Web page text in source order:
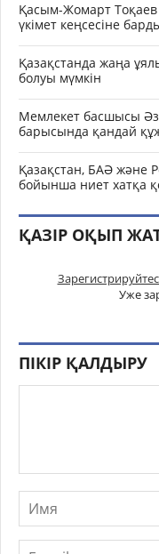
Қасым-Жомарт
үкімет кеңсесіне
Қазақстанда жаңа
болуы мүмкін
Мемлекет басшысы
барысында қандай
Қазақстан, БАӘ және
бойынша ниет хатқа
ҚАЗІР ОҚЫП
Уже
ПІКІР ҚАЛДЫРУ